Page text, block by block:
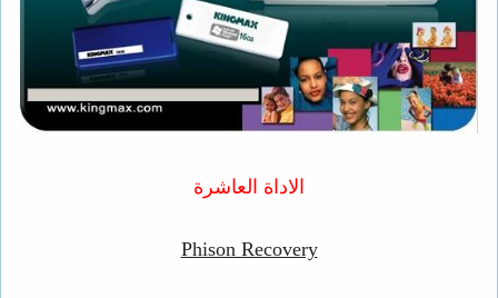
الاداة العاشرة
Phison Recovery